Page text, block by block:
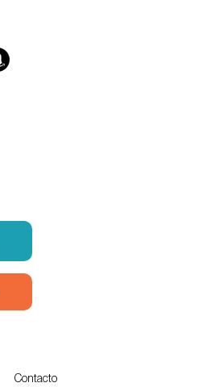
Contacto